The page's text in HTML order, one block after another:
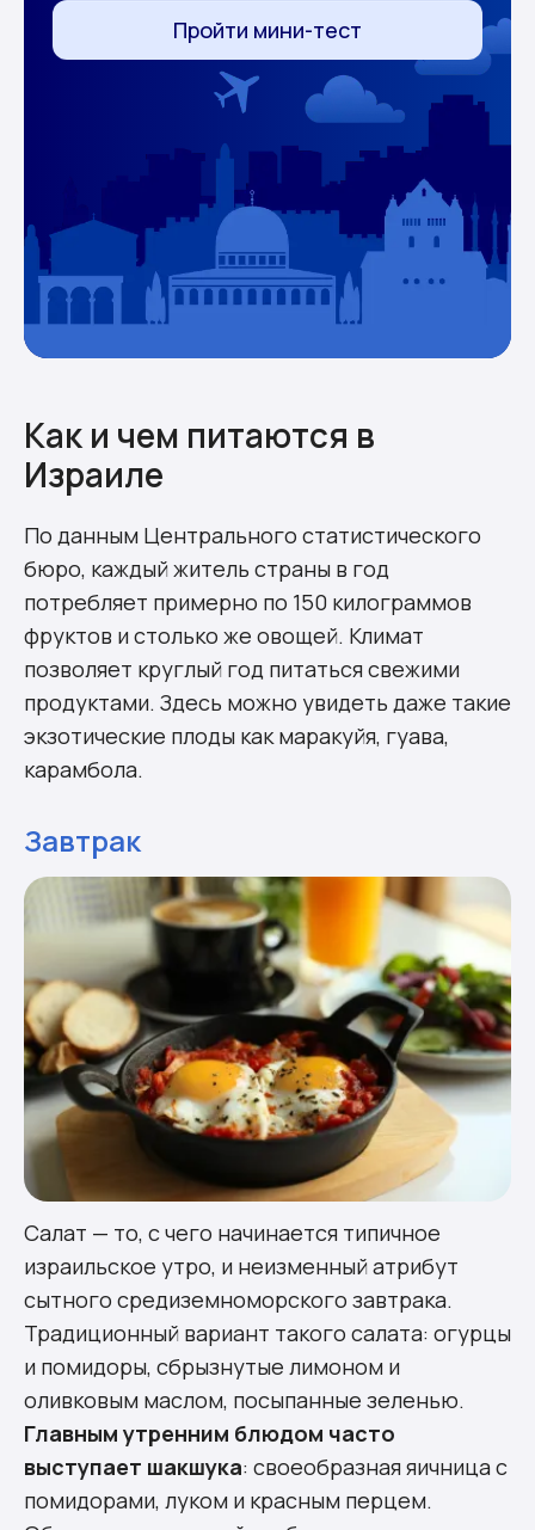
Пройти мини-тест
Как и чем питаются в
Израиле
По данным Центрального статистического
бюро, каждый житель страны в год
потребляет примерно по 150 килограммов
фруктов и столько же овощей. Климат
позволяет круглый год питаться свежими
продуктами. Здесь можно увидеть даже такие
экзотические плоды как маракуйя, гуава,
карамбола.
Завтрак
Салат — то, с чего начинается типичное
израильское утро, и неизменный атрибут
сытного средиземноморского завтрака.
Традиционный вариант такого салата: огурцы
и помидоры, сбрызнутые лимоном и
оливковым маслом, посыпанные зеленью.
Главным утренним блюдом часто
выступает шакшука: своеобразная яичница с
помидорами, луком и красным перцем.